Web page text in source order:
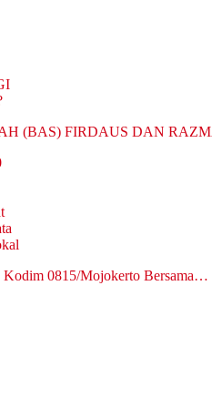
(BAS) FIRDAUS DAN
Kodim 0815/Mojokerto Bersama…